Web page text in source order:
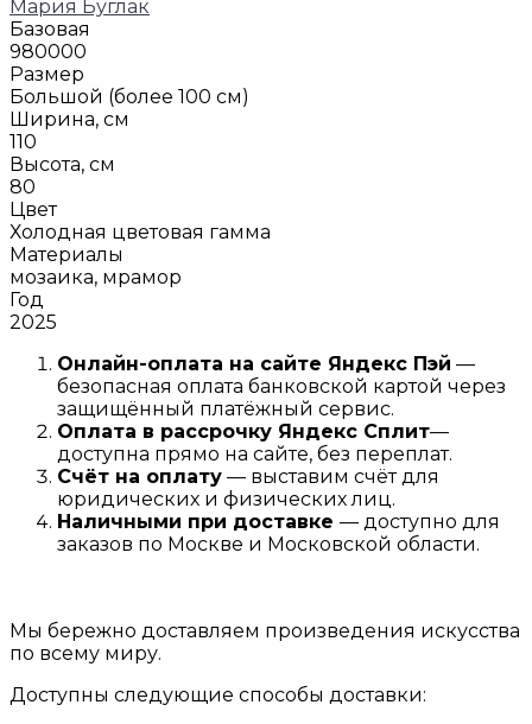
Мария Буглак
Базовая
980000
Размер
Большой (более 100 см)
Ширина, см
110
Высота, см
80
Цвет
Холодная цветовая гамма
Материалы
мозаика, мрамор
Год
2025
Онлайн-оплата на сайте Яндекс Пэй —
безопасная оплата банковской картой через
защищённый платёжный сервис.
Оплата в рассрочку Я ндекс Сплит—
доступна прямо на сайте, без переплат.
Счёт на оплату — выставим счёт для
юридических и физических лиц.
Наличными при доставке — доступно для
заказов по Москве и Московской области.
Мы бережно доставляем произведения искусства
по всему миру.
Доступны следующие способы доставки: